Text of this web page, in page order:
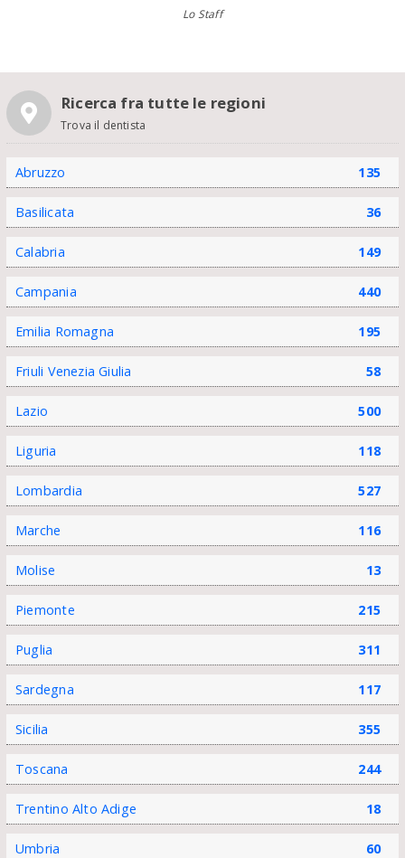
Lo Staff
Ricerca fra tutte le regioni
Trova il dentista
Abruzzo 135
Basilicata 36
Calabria 149
Campania 440
Emilia Romagna 195
Friuli Venezia Giulia 58
Lazio 500
Liguria 118
Lombardia 527
Marche 116
Molise 13
Piemonte 215
Puglia 311
Sardegna 117
Sicilia 355
Toscana 244
Trentino Alto Adige 18
Umbria 60